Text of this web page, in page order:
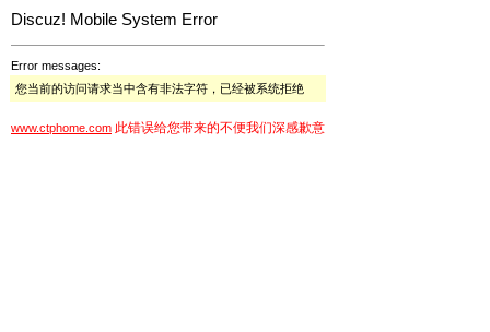
Discuz! Mobile System Error
Error messages:
您当前的访问请求当中含有非法字符，已经被系统拒绝
www.ctphome.com 此错误给您带来的不便我们深感歉意